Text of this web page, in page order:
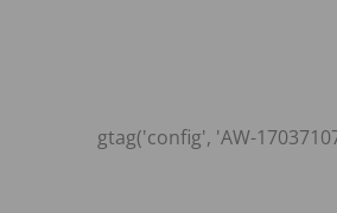
gtag('config', 'AW-